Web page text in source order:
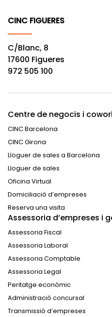
CINC FIGUERES
C/Blanc, 8
17600 Figueres
972 505 100
Centre de negocis i
CINC Barcelona
CINC Girona
Lloguer de sales a Barcelona
Lloguer de sales
Oficina Virtual
Domiciliació d’empreses
Reserva una visita
Assessoria d’empreses i
Assessoria Fiscal
Assessoria Laboral
Assessoria Comptable
Assessoria Legal
Peritatge econòmic
Administració concursal
Transmissió d’empreses